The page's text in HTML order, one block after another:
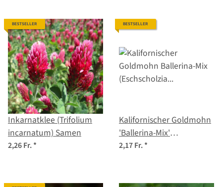
BESTSELLER
Inkarnatklee (Trifolium
incarnatum) Samen
2,26 Fr.*
BESTSELLER
Kalifornischer Goldmohn
'Ballerina-Mix'
(Eschscholzia californica)
2,17 Fr.*